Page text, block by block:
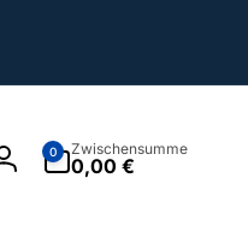
Einloggen
0
Artikel
Zwischensumme
0,00 €